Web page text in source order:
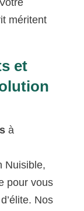
méritent
et
à
Nuisible,
pour vous
Nos